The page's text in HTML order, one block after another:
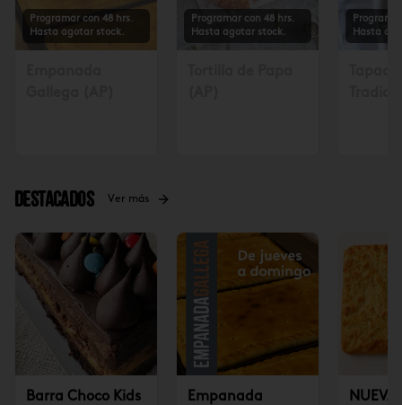
Programar con 48 hrs.
Hasta agotar stock.
Programar con 48 hrs.
Hasta agotar stock.
Hasta
Destacados Ver más
Barra Choco Kids
Empanada